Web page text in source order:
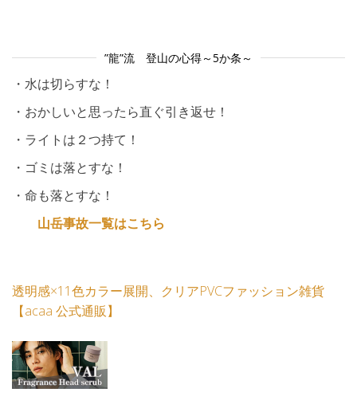
”龍”流 登山の心得～5か条～
・水は切らすな！
・おかしいと思ったら直ぐ引き返せ！
・ライトは２つ持て！
・ゴミは落とすな！
・命も落とすな！
山岳事故一覧はこちら
透明感×11色カラー展開、クリアPVCファッション雑貨
【acaa 公式通販】